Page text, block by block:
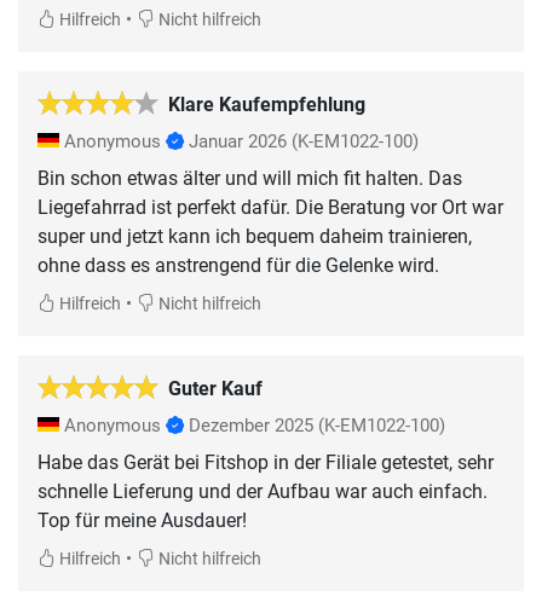
Hilfreich • Nicht hilfreich
Klare Kaufempfehlung
Anonymous Januar 2026 (K-EM1022-100)
Bin schon etwas älter und will mich fit halten. Das
Liegefahrrad ist perfekt dafür. Die Beratung vor Ort war
super und jetzt kann ich bequem daheim trainieren,
ohne dass es anstrengend für die Gelenke wird.
Hilfreich • Nicht hilfreich
Guter Kauf
Anonymous Dezember 2025 (K-EM1022-100)
Habe das Gerät bei Fitshop in der Filiale getestet, sehr
schnelle Lieferung und der Aufbau war auch einfach.
Top für meine Ausdauer!
Hilfreich • Nicht hilfreich